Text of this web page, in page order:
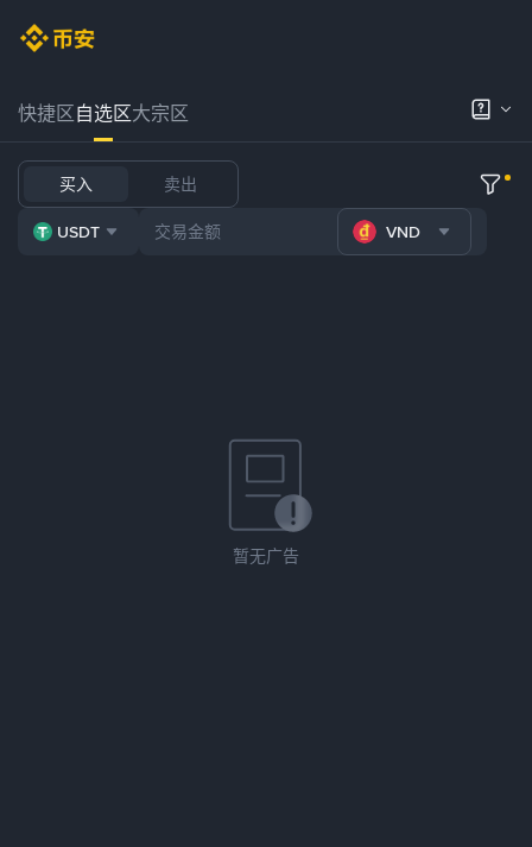
快捷区自选区大宗区
买入 卖出
USDT VND
暂无广告